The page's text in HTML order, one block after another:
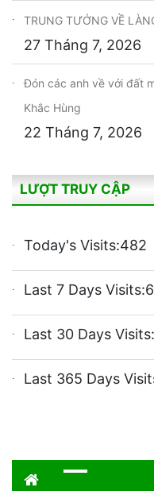
TRUNG TƯỚNG VỀ
27 Tháng 7, 2026
Đón các anh về với đất
Khắc Hùng
22 Tháng 7, 2026
LƯỢT TRUY CẬP
Today's Visits:482
Last 7 Days Visits:
Last 30 Days Visits:
Last 365 Days